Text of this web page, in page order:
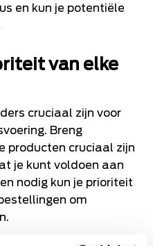
en kun je potentiële
van elke
cruciaal zijn voor
Breng
producten cruciaal zijn
je kunt voldoen aan
nodig kun je prioriteit
om